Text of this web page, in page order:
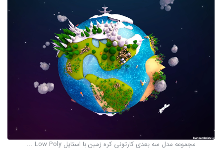
مجموعه مدل سه بعدی کارتونی کره زمین با استایل Low Poly ...